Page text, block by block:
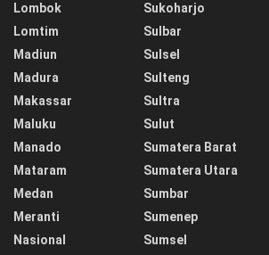
Lombok
Lomtim
Madiun
Madura
Makassar
Maluku
Manado
Mataram
Medan
Meranti
Nasional
Sukoharjo
Sulbar
Sulsel
Sulteng
Sultra
Sulut
Sumatera Barat
Sumatera Utara
Sumbar
Sumenep
Sumsel